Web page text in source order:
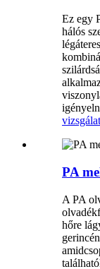
Ez egy
hálós
vizsgálat
PA
A PA
hőre